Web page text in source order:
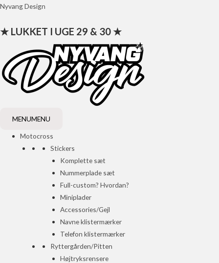
Gå
indholdet
Nyvang Design
★ LUKKET I UGE 29 & 30 ★
MENUMENU
Motocross
Stickers
Komplette sæt
Nummerplade sæt
Full-custom? Hvordan?
Miniplader
Accessories/Gejl
Navne klistermærker
Telefon klistermærker
Ryttergården/Pitten
Højtryksrensere